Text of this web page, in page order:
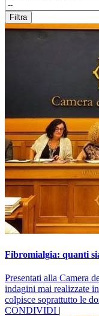
Fibromialgia: quanti
Presentati alla Camera
indagini mai realizzate
colpisce soprattutto le
CONDIVIDI |